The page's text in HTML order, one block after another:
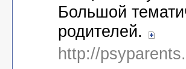
Большой
родителей.
http://